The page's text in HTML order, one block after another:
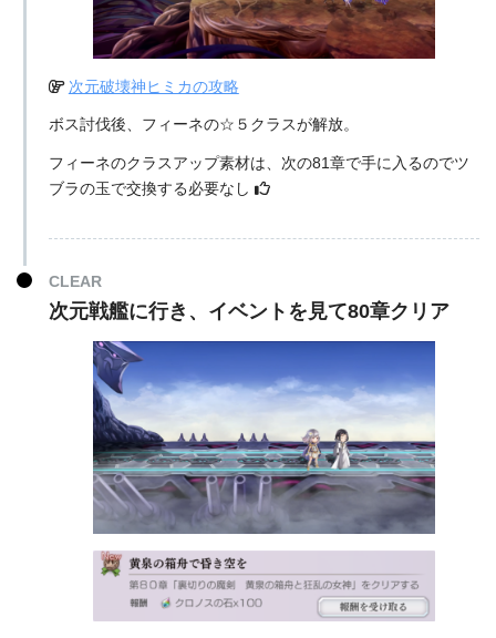
次元破壊神ヒミカの攻略
ボス討伐後、フィーネの☆５クラスが解放。
フィーネのクラスアップ素材は、次の81章で手に入るのでツ
ブラの玉で交換する必要なし
CLEAR
次元戦艦に行き、イベントを見て80章クリア